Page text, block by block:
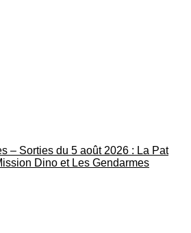
Actu
– Sorties du 5 août 2026 : La Pat
Dino et Les Gendarmes